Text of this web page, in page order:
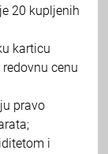
20 kupljenih
karticu
cenu
pravo
i